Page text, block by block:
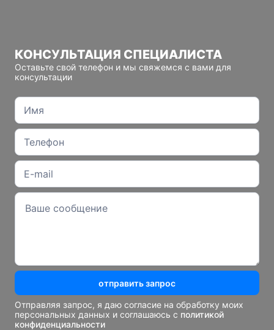
КОНСУЛЬТАЦИЯ СПЕЦИАЛИСТА
Оставьте свой телефон и мы свяжемся с вами для
консультации
отправить запрос
Отправляя запрос, я даю согласие на обработку моих
персональных данных и соглашаюсь с политикой
конфиденциальности